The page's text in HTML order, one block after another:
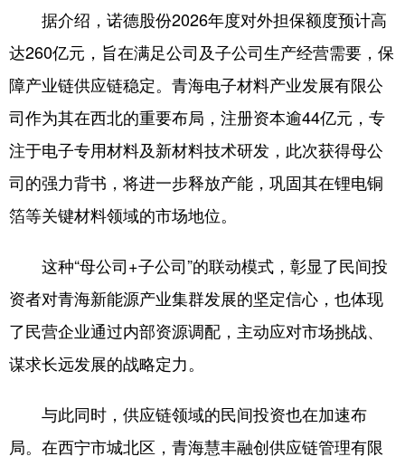
据介绍，诺德股份2026年度对外担保额度预计高
达260亿元，旨在满足公司及子公司生产经营需要，保
障产业链供应链稳定。青海电子材料产业发展有限公
司作为其在西北的重要布局，注册资本逾44亿元，专
注于电子专用材料及新材料技术研发，此次获得母公
司的强力背书，将进一步释放产能，巩固其在锂电铜
箔等关键材料领域的市场地位。
这种“母公司+子公司”的联动模式，彰显了民间投
资者对青海新能源产业集群发展的坚定信心，也体现
了民营企业通过内部资源调配，主动应对市场挑战、
谋求长远发展的战略定力。
与此同时，供应链领域的民间投资也在加速布
局。在西宁市城北区，青海慧丰融创供应链管理有限